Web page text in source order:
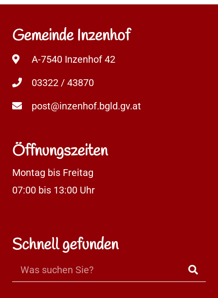
Gemeinde Inzenhof
A-7540 Inzenhof 42
03322 / 43870
post@inzenhof.bgld.gv.at
Öffnungszeiten
Montag bis Freitag
07:00 bis 13:00 Uhr
Schnell gefunden